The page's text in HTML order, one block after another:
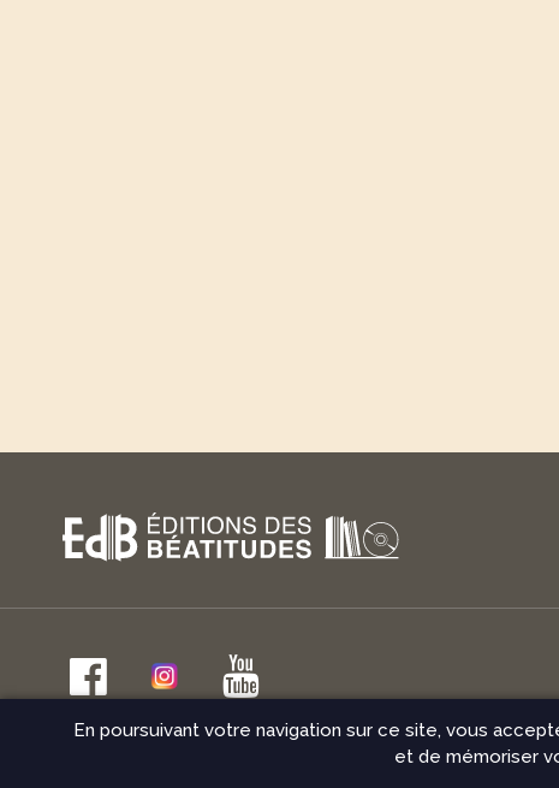
Mentions légales Conditions
En poursuivant votre navigation sur ce site, vous
et de mémoriser